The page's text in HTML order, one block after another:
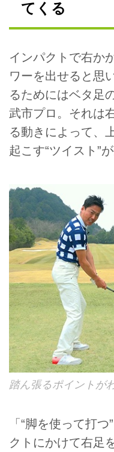
てくる
インパクトで右か
ワーを出せると思
るためにはベタ足
武市プロ。それは
る動きによって、
起こす“ツイスト”
踏ん張るポイントが
「“脚を使って打
クトにかけて右足